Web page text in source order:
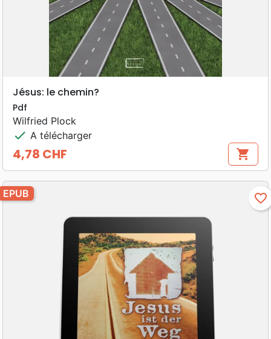
Jésus: le chemin?
Pdf
Wilfried Plock
check A télécharger
Prix
4,78 CHF shopping_cart
EPUB favorite_border